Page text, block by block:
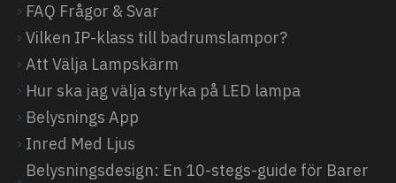
FAQ Frågor & Svar
Vilken IP-klass till badrumslampor?
Att Välja Lampskärm
Hur ska jag välja styrka på LED lampa
Belysnings App
Inred Med Ljus
Belysningsdesign: En 10-stegs-guide för Barer